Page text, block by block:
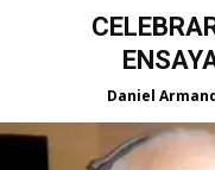
Daniel